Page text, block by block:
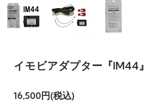
イモビアダプター『IM44』
16,500円(税込)